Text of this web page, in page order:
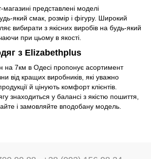
представлені моделі
який смак, розмір і фігуру. Широкий
вибирати з якісних виробів на будь-який
при цьому в якості.
з Elizabethplus
на 7км в Одесі пропонує асортимент
від кращих виробників, які уважно
й цінують комфорт клієнтів.
знаходиться у балансі з якістю пошиття,
і замовляйте вподобану модель.